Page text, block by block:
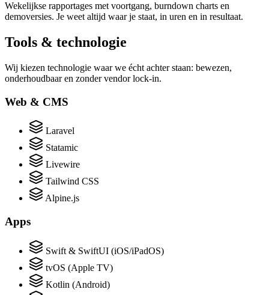
Wekelijkse rapportages met voortgang, burndown charts en
demoversies. Je weet altijd waar je staat, in uren en in resultaat.
Tools & technologie
Wij kiezen technologie waar we écht achter staan: bewezen,
onderhoudbaar en zonder vendor lock-in.
Web & CMS
Laravel
Statamic
Livewire
Tailwind CSS
Alpine.js
Apps
Swift & SwiftUI (iOS/iPadOS)
tvOS (Apple TV)
Kotlin (Android)